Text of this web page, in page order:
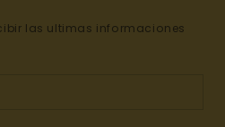
las ultimas informaciones